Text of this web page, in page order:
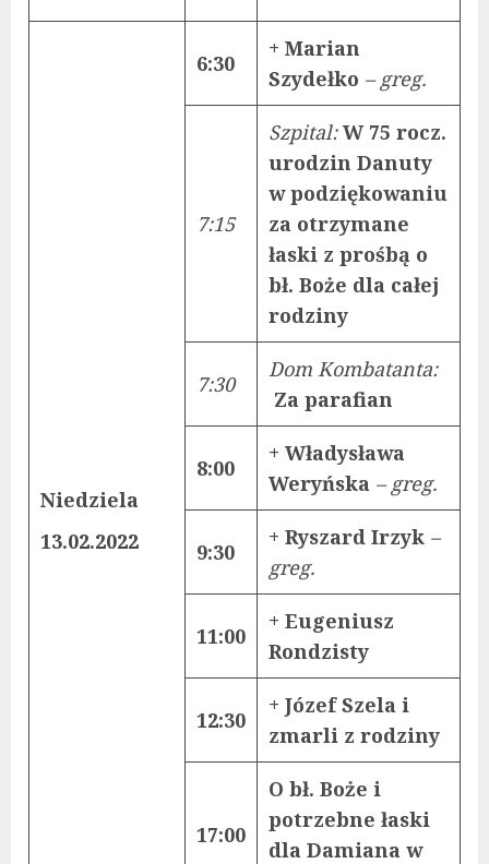
Niedziela
13.02.2022
6:30
+ Marian
Szydełko – greg.
7:15
Szpital:W 75 rocz.
urodzin Danuty
w podziękowaniu
za otrzymane
łaski z prośbą o
bł. Boże dla całej
rodziny
7:30
Dom Kombatanta:
Za parafian
8:00
+ Władysława
Weryńska – greg.
9:30
+ Ryszard Irzyk –
greg.
11:00
+ Eugeniusz
Rondzisty
12:30
+ Józef Szela i
zmarli z rodziny
17:00
O bł. Boże i
potrzebne łaski
dla Damiana w